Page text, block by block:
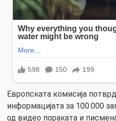
Европската комисија
информацијата за 100.000
од видео пораката и